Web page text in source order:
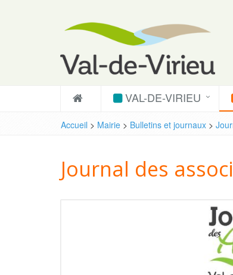
VAL-DE-VIRIEU
Accueil > Mairie > Bulletins et journaux >
Journal des